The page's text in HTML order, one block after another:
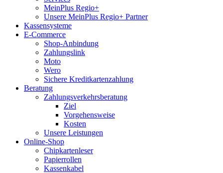
MeinPlus Regio+
Unsere MeinPlus Regio+ Partner
Kassensysteme
E-Commerce
Shop-Anbindung
Zahlungslink
Moto
Wero
Sichere Kreditkartenzahlung
Beratung
Zahlungsverkehrsberatung
Ziel
Vorgehensweise
Kosten
Unsere Leistungen
Online-Shop
Chipkartenleser
Papierrollen
Kassenkabel